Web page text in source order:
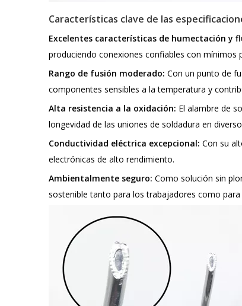
Características clave de las
Excelentes características de humectación y
produciendo conexiones confiables con mínimos
Rango de fusión moderado: Con un punto de
componentes sensibles a la temperatura y
Alta resistencia a la oxidación: El alambre de
longevidad de las uniones de soldadura en
Conductividad eléctrica excepcional: Con su
electrónicas de alto rendimiento.
Ambientalmente seguro: Como solución sin
sostenible tanto para los trabajadores como para